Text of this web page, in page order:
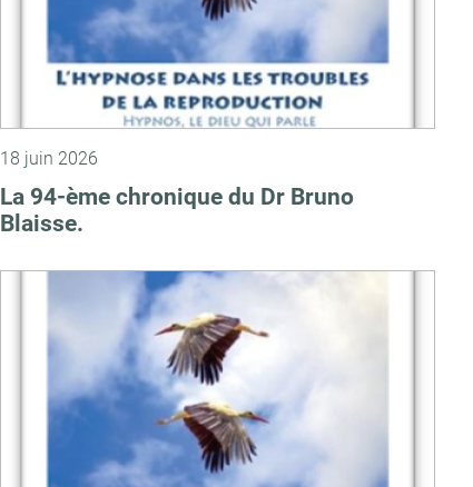
18 juin 2026
La 94-ème chronique du Dr Bruno
Blaisse.